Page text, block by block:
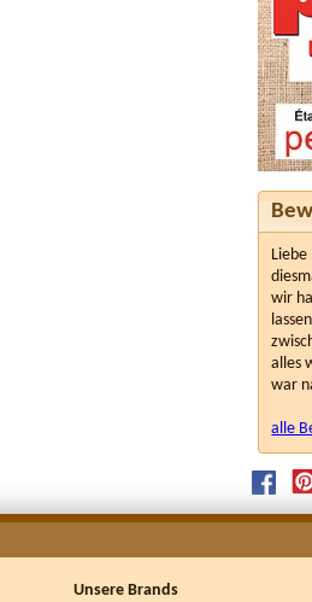
Liebe
wir
alles
war
alle
Unsere Brands